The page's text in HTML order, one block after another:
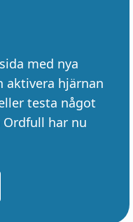
med nya
aktivera hjärnan
testa något
Ordfull har nu